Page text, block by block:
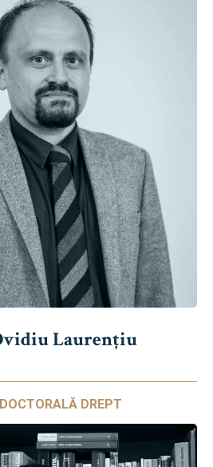
Laurențiu
DREPT